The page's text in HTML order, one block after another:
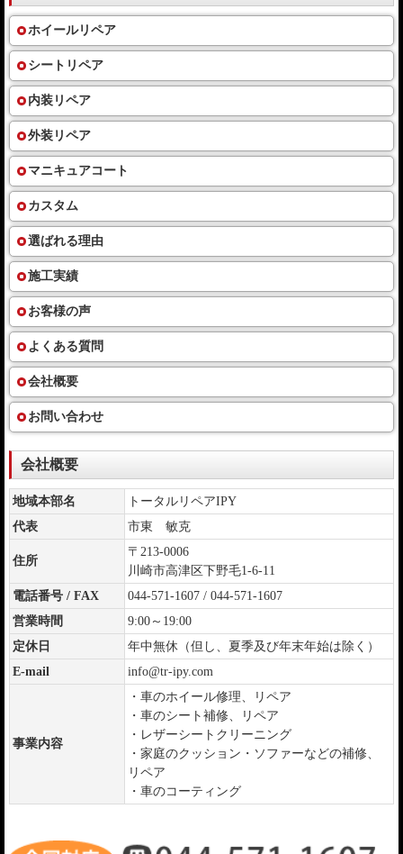
ホイールリペア
シートリペア
内装リペア
外装リペア
マニキュアコート
カスタム
選ばれる理由
施工実績
お客様の声
よくある質問
会社概要
お問い合わせ
会社概要
地域本部名
トータルリペアIPY
代表
市東 敏克
住所
〒213-0006
川崎市高津区下野毛1-6-11
電話番号 / FAX
044-571-1607 / 044-571-1607
営業時間
9:00～19:00
定休日
年中無休（但し、夏季及び年末年始は除く）
E-mail
info@tr-ipy.com
事業内容
・車のホイール修理、リペア
・車のシート補修、リペア
・レザーシートクリーニング
・家庭のクッション・ソファーなどの補修、
リペア
・車のコーティング